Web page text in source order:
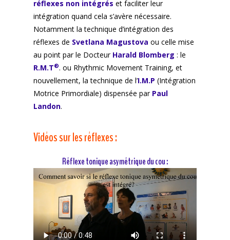
réflexes non intégrés et faciliter leur
intégration quand cela s’avère nécessaire.
Notamment la technique d’intégration des
réflexes de Svetlana Magustova ou celle mise
au point par le Docteur Harald Blomberg : le
R.M.T®. ou Rhythmic Movement Training, et
nouvellement, la technique de l’I.M.P (Intégration
Motrice Primordiale) dispensée par Paul
Landon.
Vidéos sur les réflexes :
Réflexe tonique asymétrique du cou :